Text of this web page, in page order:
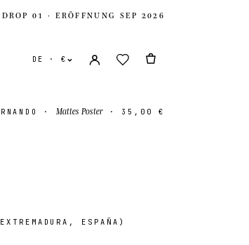
DROP 01 · ERÖFFNUNG SEP 2026
DE · €
· Mattes Poster· 35,00 €
ESPAÑA)